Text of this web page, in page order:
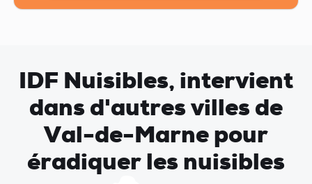
IDF Nuisibles, intervient
dans d'autres villes de
Val-de-Marne pour
éradiquer les nuisibles